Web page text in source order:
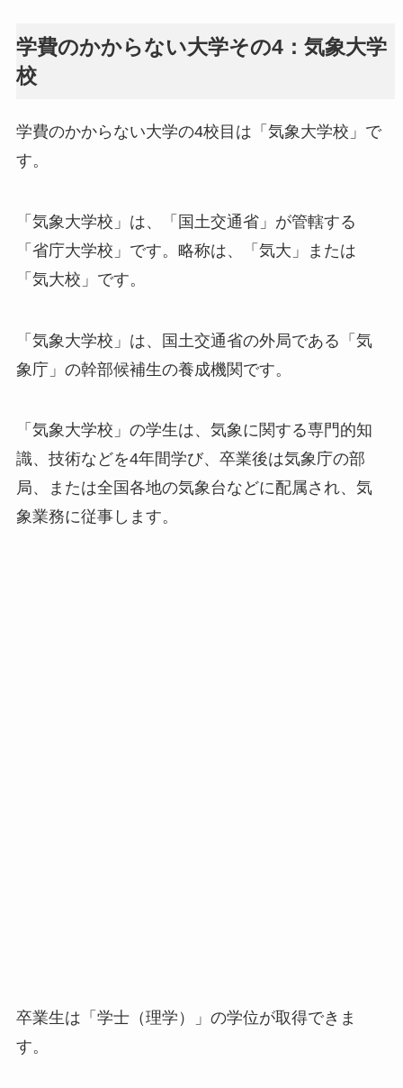
学費のかからない大学その4：気象大学
校
学費のかからない大学の4校目は「気象大学校」で
す。
「気象大学校」は、「国土交通省」が管轄する
「省庁大学校」です。略称は、「気大」または
「気大校」です。
「気象大学校」は、国土交通省の外局である「気
象庁」の幹部候補生の養成機関です。
「気象大学校」の学生は、気象に関する専門的知
識、技術などを4年間学び、卒業後は気象庁の部
局、または全国各地の気象台などに配属され、気
象業務に従事します。
卒業生は「学士（理学）」の学位が取得できま
す。